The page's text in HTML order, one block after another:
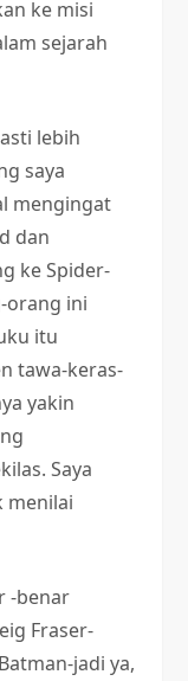
ke misi
sejarah
lebih
saya
mengingat
dan
ke Spider-
orang ini
itu
tawa-keras-
yakin
Saya
menilai
-benar
Fraser-
jadi ya,